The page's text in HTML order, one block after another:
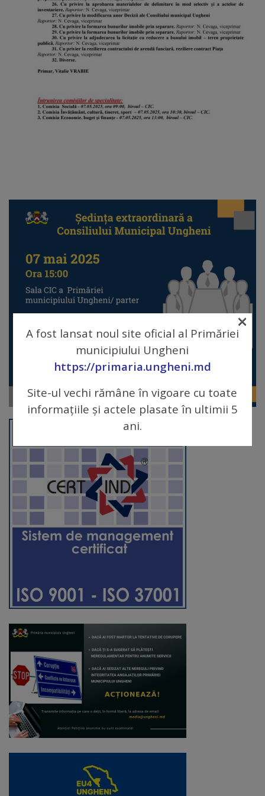
arhitecturale
Personalități
marcante
de
imagini
Galerie
video
Galerii
foto
Administrație
Primărie
Primar
Organigrama
Aparatul
primăriei
Regulamentul
funcționare
Integritate
calitate
Consiliul
Municipal
Consilieri
A fost lansat noul site oficial al Primăriei
municipiului Ungheni
https://primaria.ungheni.md
Site-ul vechi rămâne în vigoare cu toate
informațiile și actele plasate în ultimii 5
ani.
×